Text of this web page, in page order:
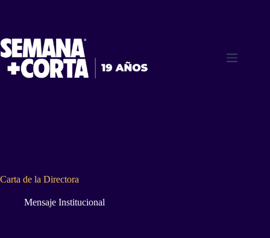
Carta de la Directora
Mensaje Institucional